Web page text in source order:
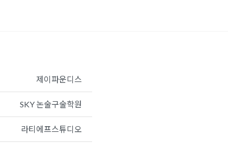
제이파운디스
SKY 논술구술학원
라티에프스튜디오